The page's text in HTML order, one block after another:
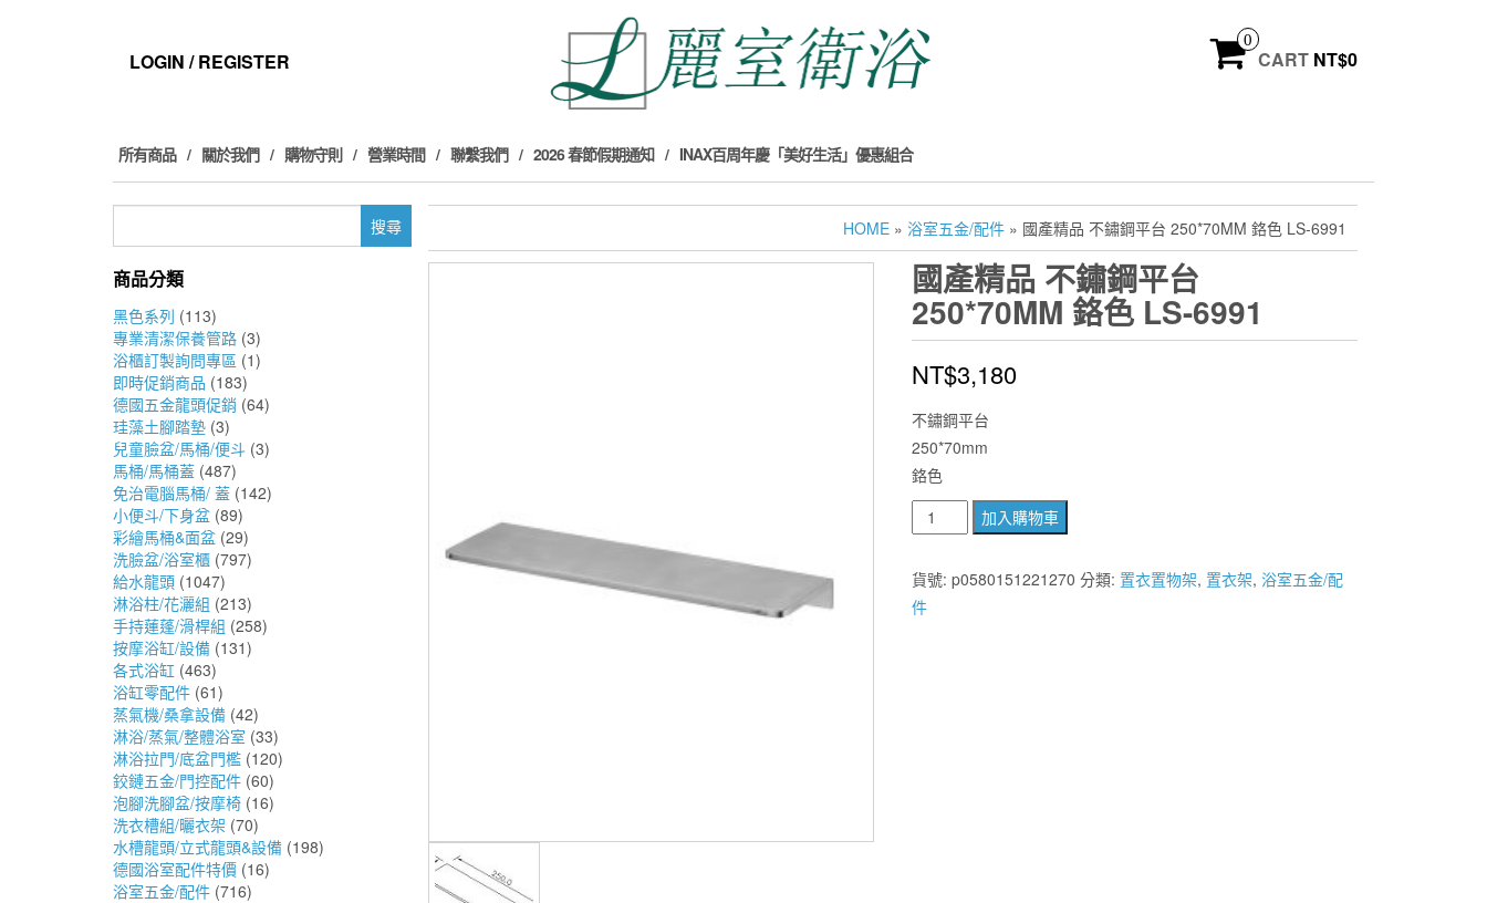
LOGIN / REGISTER
0
CART NT$0
所有商品 關於我們 購物守則 營業時間 聯繫我們 2026 春節假期通知 INAX百周年慶「美好生活」優惠組合
鍵
商品分類
黑色系列 (113)
專業清潔保養管路 (3)
浴櫃訂製詢問專區 (1)
即時促銷商品 (183)
德國五金龍頭促銷 (64)
珪藻土腳踏墊 (3)
兒童臉盆/馬桶/便斗 (3)
馬桶/馬桶蓋 (487)
免治電腦馬桶/ 蓋 (142)
小便斗/下身盆 (89)
彩繪馬桶&面盆 (29)
洗臉盆/浴室櫃 (797)
給水龍頭 (1047)
淋浴柱/花灑組 (213)
手持蓮蓬/滑桿組 (258)
按摩浴缸/設備 (131)
各式浴缸 (463)
浴缸零配件 (61)
蒸氣機/桑拿設備 (42)
淋浴/蒸氣/整體浴室 (33)
淋浴拉門/底盆門檻 (120)
鉸鏈五金/門控配件 (60)
泡腳洗腳盆/按摩椅 (16)
洗衣槽組/曬衣架 (70)
水槽龍頭/立式龍頭&設備 (198)
德國浴室配件特價 (16)
浴室五金/配件 (716)
HOME » 浴室五金/配件 » 國產精品 不鏽鋼平台 250*70MM 鉻色 LS-6991
國產精品 不鏽鋼平台
250*70MM 鉻色 LS-6991
NT$3,180
不鏽鋼平台
250*70mm
鉻色
產
精
品
不
加入購物車
貨號: p0580151221270 分類: 置衣置物架, 置衣架, 浴室五金/配
件